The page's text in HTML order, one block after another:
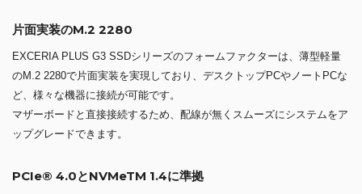
片面実装のM.2 2280
EXCERIA PLUS G3 SSDシリーズのフォームファクターは、薄型軽量
のM.2 2280で片面実装を実現しており、デスクトップPCやノートPCな
ど、様々な機器に接続が可能です。
マザーボードと直接接続するため、配線が無くスムーズにシステムをア
ップグレードできます。
PCIe® 4.0とNVMeTM 1.4に準拠